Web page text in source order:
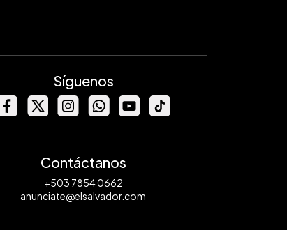
Síguenos
Contáctanos
+503 7854 0662
anunciate@elsalvador.com